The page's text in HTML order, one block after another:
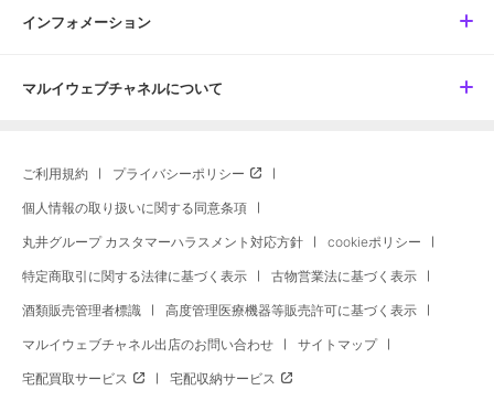
インフォメーション
マルイウェブチャネルについて
ご利用規約 プライバシーポリシー
個人情報の取り扱いに関する同意条項
丸井グループ カスタマーハラスメント対応方針 cookieポリシー
特定商取引に関する法律に基づく表示 古物営業法に基づく表示
酒類販売管理者標識 高度管理医療機器等販売許可に基づく表示
マルイウェブチャネル出店のお問い合わせ サイトマップ
宅配買取サービス 宅配収納サービス